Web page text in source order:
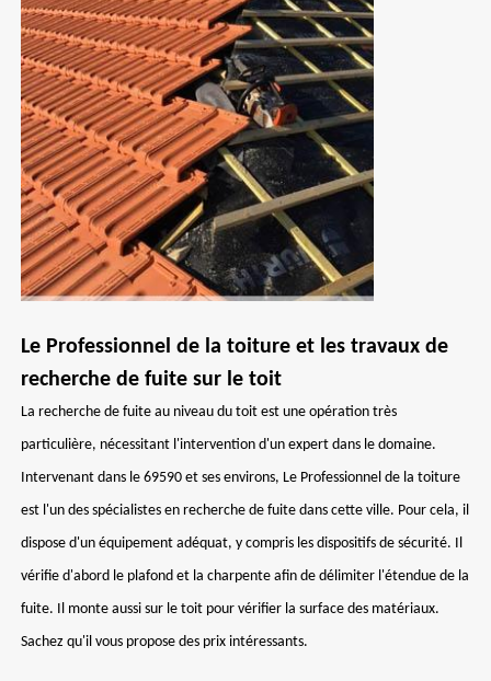
Le Professionnel de la toiture et les travaux de
recherche de fuite sur le toit
La recherche de fuite au niveau du toit est une opération très
particulière, nécessitant l'intervention d'un expert dans le domaine.
Intervenant dans le 69590 et ses environs, Le Professionnel de la toiture
est l'un des spécialistes en recherche de fuite dans cette ville. Pour cela, il
dispose d'un équipement adéquat, y compris les dispositifs de sécurité. Il
vérifie d'abord le plafond et la charpente afin de délimiter l'étendue de la
fuite. Il monte aussi sur le toit pour vérifier la surface des matériaux.
Sachez qu'il vous propose des prix intéressants.